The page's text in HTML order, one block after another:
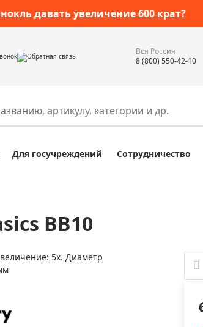
давать увеличение 600 крат?
Обратная связь
Вся Россия
8 (800) 550-42-10
Разное
Наборы исследователя Bresser
Глобусы
Для госучреждений Сотрудничество
BB10
5х. Диаметр